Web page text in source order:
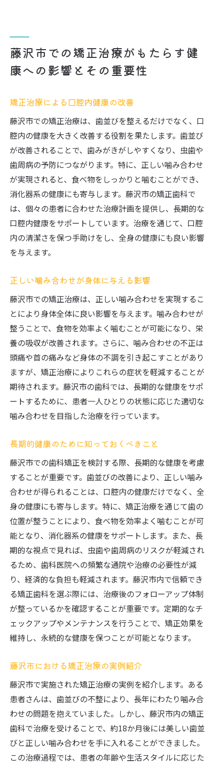
藤沢市での矯正治療がもたらす健
康への影響とその重要性
矯正治療による口腔内健康の改善
藤沢市での矯正治療は、歯並びを整えるだけでなく、口
腔内の健康を大きく改善する役割を果たします。歯並び
が改善されることで、歯みがきがしやすくなり、虫歯や
歯周病の予防につながります。特に、正しい噛み合わせ
が実現されると、食べ物をしっかりと噛むことができ、
消化器系の健康にも寄与します。藤沢市の矯正歯科で
は、個々の患者に合わせた治療計画を提供し、長期的な
口腔内健康をサポートしています。治療を通じて、口腔
内の清潔さを保つ手助けをし、全身の健康にも良い影響
を与えます。
正しい噛み合わせが身体に与える影響
藤沢市での矯正治療は、正しい噛み合わせを実現するこ
とにより身体全体に良い影響を与えます。噛み合わせが
整うことで、食物を効率よく噛むことが可能になり、栄
養の吸収が改善されます。さらに、噛み合わせの不正は
頭痛や首の痛みなど身体の不調を引き起こすことがあり
ますが、矯正治療によりこれらの症状を軽減することが
期待されます。藤沢市の歯科では、長期的な健康をサポ
ートするために、患者一人ひとりの状態に応じた適切な
噛み合わせを目指した治療を行っています。
長期的健康のために知っておくべきこと
藤沢市での歯科矯正を検討する際、長期的な健康を考慮
することが重要です。歯並びの改善により、正しい噛み
合わせが得られることは、口腔内の健康だけでなく、全
身の健康にも寄与します。特に、矯正治療を通じて歯の
位置が整うことにより、食べ物を効率よく噛むことが可
能となり、消化器系の健康をサポートします。また、長
期的な視点で見れば、虫歯や歯周病のリスクが軽減され
るため、歯科医院への頻繁な通院や治療の必要性が減
り、経済的な負担も軽減されます。藤沢市内で信頼でき
る矯正歯科を選ぶ際には、治療後のフォローアップ体制
が整っているかを確認することが重要です。定期的なチ
ェックアップやメンテナンスを行うことで、矯正効果を
維持し、永続的な健康を保つことが可能となります。
藤沢市における矯正治療の実例紹介
藤沢市で実施された矯正治療の実例を紹介します。ある
患者さんは、歯並びの不整により、長年にわたり噛み合
わせの問題を抱えていました。しかし、藤沢市内の矯正
歯科で治療を受けることで、約18か月後には美しい歯並
びと正しい噛み合わせを手に入れることができました。
この治療過程では、患者の年齢や生活スタイルに応じた